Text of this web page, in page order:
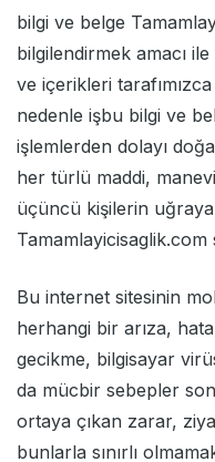
bilgi ve belge
bilgilendirmek amacı
ve içerikleri
nedenle işbu bilgi ve
işlemlerden dolayı
her türlü maddi,
üçüncü kişilerin
Bu internet sitesinin
herhangi bir arıza,
gecikme, bilgisayar
da mücbir sebepler
ortaya çıkan zarar,
bunlarla sınırlı